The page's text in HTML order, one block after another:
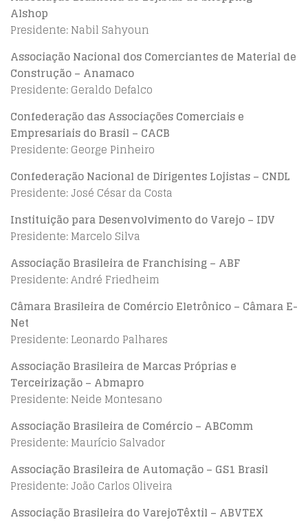
Alshop
Presidente: Nabil Sahyoun
Associação Nacional dos Comerciantes de Material de
Construção – Anamaco
Presidente: Geraldo Defalco
Confederação das Associações Comerciais e
Empresariais do Brasil – CACB
Presidente: George Pinheiro
Confederação Nacional de Dirigentes Lojistas – CNDL
Presidente: José César da Costa
Instituição para Desenvolvimento do Varejo – IDV
Presidente: Marcelo Silva
Associação Brasileira de Franchising – ABF
Presidente: André Friedheim
Câmara Brasileira de Comércio Eletrônico – Câmara E-
Net
Presidente: Leonardo Palhares
Associação Brasileira de Marcas Próprias e
Terceirização – Abmapro
Presidente: Neide Montesano
Associação Brasileira de Comércio – ABComm
Presidente: Maurício Salvador
Associação Brasileira de Automação – GS1 Brasil
Presidente: João Carlos Oliveira
Associação Brasileira do VarejoTêxtil – ABVTEX